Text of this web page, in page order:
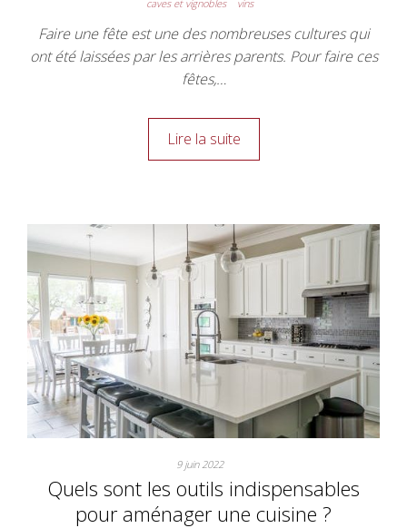
caves et vignobles vins
Faire une fête est une des nombreuses cultures qui
ont été laissées par les arrières parents. Pour faire ces
fêtes,…
Lire la suite
9 juin 2022
Quels sont les outils indispensables
pour aménager une cuisine ?